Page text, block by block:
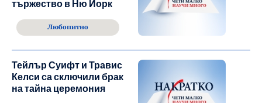
тържество в Ню Йорк
Любопитно
Тейлър Суифт и Травис
Келси са сключили брак
на тайна церемония